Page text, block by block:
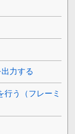
力する
行う（フレーミ